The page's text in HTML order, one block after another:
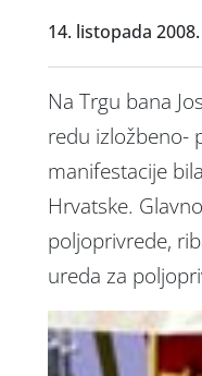
14. listopada 2008.
Na Trgu bana
redu izložbeno-
manifestacije
Hrvatske.
poljoprivrede,
ureda za